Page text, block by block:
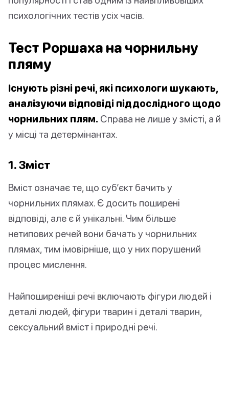
психологічних тестів усіх часів.
Тест Роршаха на чорнильну
пляму
Існують різні речі, які психологи шукають,
аналізуючи відповіді піддослідного щодо
чорнильних плям. Справа не лише у змісті, а й
у місці та детермінантах.
1. Зміст
Вміст означає те, що суб’єкт бачить у
чорнильних плямах. Є досить поширені
відповіді, але є й унікальні. Чим більше
нетипових речей вони бачать у чорнильних
плямах, тим імовірніше, що у них порушений
процес мислення.
Найпоширеніші речі включають фігури людей і
деталі людей, фігури тварин і деталі тварин,
сексуальний вміст і природні речі.